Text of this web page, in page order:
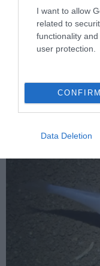
I want to allow
related to
functionality
user protection.
CONFIRM
Data Deletion
PRONEWS.GR /ΑΓΡΙΑ ΖΩΗ
Φωτιά στο
γλιτώσουν
03.08.2026 | 09:27